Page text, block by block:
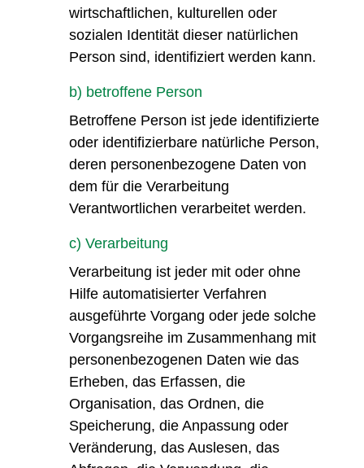
wirtschaftlichen, kulturellen oder
sozialen Identität dieser natürlichen
Person sind, identifiziert werden kann.
b) betroffene Person
Betroffene Person ist jede identifizierte
oder identifizierbare natürliche Person,
deren personenbezogene Daten von
dem für die Verarbeitung
Verantwortlichen verarbeitet werden.
c) Verarbeitung
Verarbeitung ist jeder mit oder ohne
Hilfe automatisierter Verfahren
ausgeführte Vorgang oder jede solche
Vorgangsreihe im Zusammenhang mit
personenbezogenen Daten wie das
Erheben, das Erfassen, die
Organisation, das Ordnen, die
Speicherung, die Anpassung oder
Veränderung, das Auslesen, das